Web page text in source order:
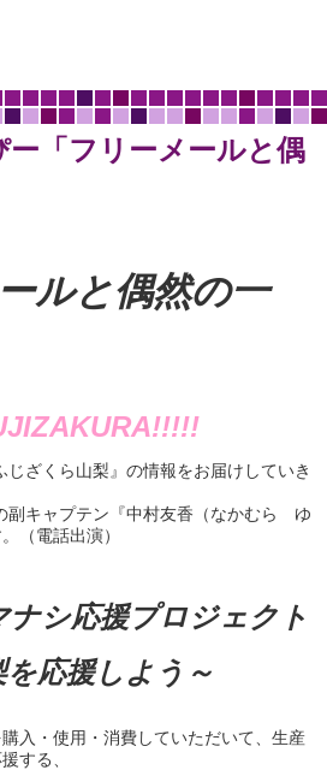
ー「フリーメールと偶
ルと偶然の一
ざくら山梨』の情報をお届けしていき
副キャプテン『中村友香（なかむら ゆ
（電話出演）
シ応援プロジェクト
応援しよう～
入・使用・消費していただいて、生産
する、